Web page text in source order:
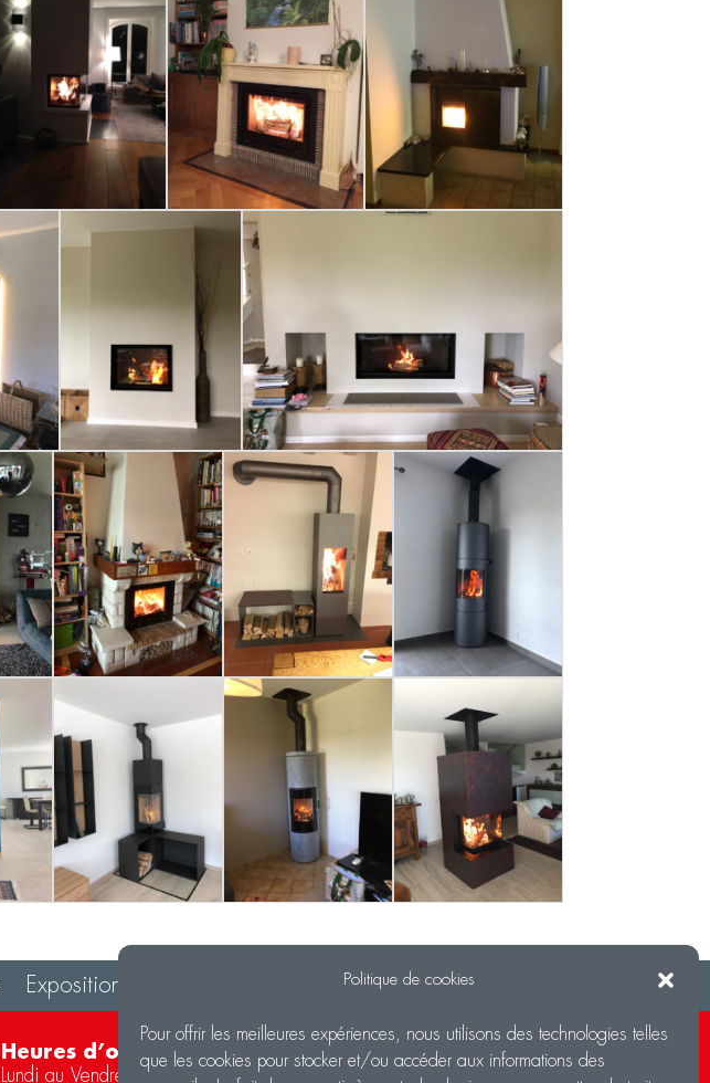
Politique de cookies
Pour offrir les meilleures expériences, nous utilisons des technologies telles
que les cookies pour stocker et/ou accéder aux informations des
Exposition Réalisations
Heures d’ouverture du bureau
Lundi au Vendredi de 8h à 12h et de 14h à 18h